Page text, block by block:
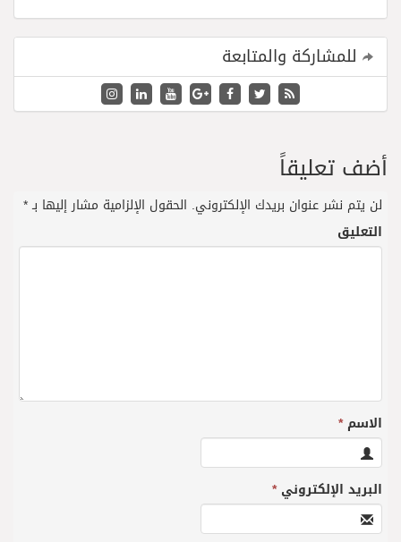
للمشاركة والمتابعة
أضف تعليقاً
لن يتم نشر عنوان بريدك الإلكتروني. الحقول الإلزامية مشار إليها بـ*
التعليق
الاسم*
البريد الإلكتروني*